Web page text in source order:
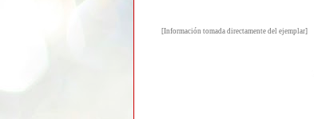
[Información tomada directamente del ejemplar]